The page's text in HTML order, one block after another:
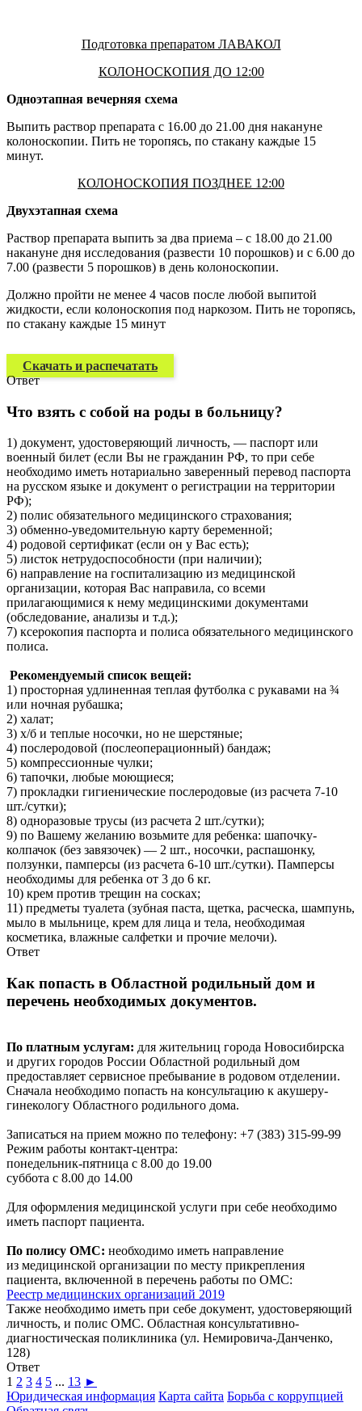
Подготовка препаратом ЛАВАКОЛ
КОЛОНОСКОПИЯ ДО 12:00
Одноэтапная вечерняя схема
Выпить раствор препарата с 16.00 до 21.00 дня накануне
колоноскопии. Пить не торопясь, по стакану каждые 15
минут.
КОЛОНОСКОПИЯ ПОЗДНЕЕ 12:00
Двухэтапная схема
Раствор препарата выпить за два приема – с 18.00 до 21.00
накануне дня исследования (развести 10 порошков) и с 6.00 до
7.00 (развести 5 порошков) в день колоноскопии.
Должно пройти не менее 4 часов после любой выпитой
жидкости, если колоноскопия под наркозом. Пить не торопясь,
по стакану каждые 15 минут
Скачать и распечатать
Ответ
Что взять с собой на роды в больницу?
1) документ, удостоверяющий личность, — паспорт или
военный билет (если Вы не гражданин РФ, то при себе
необходимо иметь нотариально заверенный перевод паспорта
на русском языке и документ о регистрации на территории
РФ);
2) полис обязательного медицинского страхования;
3) обменно-уведомительную карту беременной;
4) родовой сертификат (если он у Вас есть);
5) листок нетрудоспособности (при наличии);
6) направление на госпитализацию из медицинской
организации, которая Вас направила, со всеми
прилагающимися к нему медицинскими документами
(обследование, анализы и т.д.);
7) ксерокопия паспорта и полиса обязательного медицинского
полиса.
Рекомендуемый список вещей:
1) просторная удлиненная теплая футболка с рукавами на ¾
или ночная рубашка;
2) халат;
3) х/б и теплые носочки, но не шерстяные;
4) послеродовой (послеоперационный) бандаж;
5) компрессионные чулки;
6) тапочки, любые моющиеся;
7) прокладки гигиенические послеродовые (из расчета 7-10
шт./сутки);
8) одноразовые трусы (из расчета 2 шт./сутки);
9) по Вашему желанию возьмите для ребенка: шапочку-
колпачок (без завязочек) — 2 шт., носочки, распашонку,
ползунки, памперсы (из расчета 6-10 шт./сутки). Памперсы
необходимы для ребенка от 3 до 6 кг.
10) крем против трещин на сосках;
11) предметы туалета (зубная паста, щетка, расческа, шампунь,
мыло в мыльнице, крем для лица и тела, необходимая
косметика, влажные салфетки и прочие мелочи).
Ответ
Как попасть в Областной родильный дом и
перечень необходимых документов.
По платным услугам: для жительниц города Новосибирска
и других городов России Областной родильный дом
предоставляет сервисное пребывание в родовом отделении.
Сначала необходимо попасть на консультацию к акушеру-
гинекологу Областного родильного дома.
Записаться на прием можно по телефону: +7 (383) 315-99-99
Режим работы контакт-центра:
понедельник-пятница с 8.00 до 19.00
суббота с 8.00 до 14.00
Для оформления медицинской услуги при себе необходимо
иметь паспорт пациента.
По полису ОМС: необходимо иметь направление
из медицинской организации по месту прикрепления
пациента, включенной в перечень работы по ОМС:
Реестр медицинских организаций 2019
Также необходимо иметь при себе документ, удостоверяющий
личность, и полис ОМС. Областная консультативно-
диагностическая поликлиника (ул. Немировича-Данченко,
128)
Ответ
1 2 3 4 5 ... 13 ►
Юридическая информация Карта сайта Борьба с коррупцией